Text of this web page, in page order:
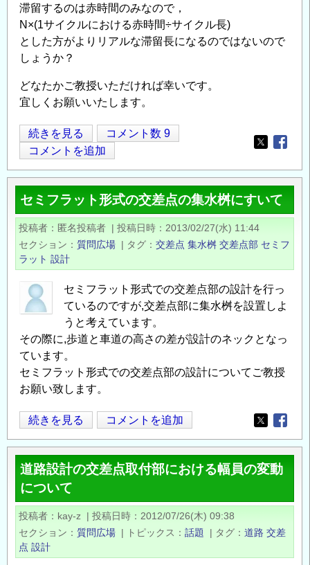
滞留するのは赤時間のみなので，
N×(1サイクルにおける赤時間÷サイクル長)
とした方がよりリアルな滞留長になるのではないので
しょうか？
どなたかご教授いただければ幸いです。
宜しくお願いいたします。
滞
留
長
に
つ
い
続きを見る
コメント数 9
コメントを追加
Opens in
セミフラット形式の交差点の集水桝にすいて
投稿者 匿名投稿者 | 投稿日時
2013/02/27(水) 11:44
セクション
質問広場 | タグ 交差点 集水桝 交差点部 セミフ
ラット 設計
セミフラット形式での交差点部の設計を行っ
ているのですが,交差点部に集水桝を設置しよ
うと考えています。
その際に,歩道と車道の高さの差が設計のネックとなっ
ています。
セミフラット形式での交差点部の設計についてご教授
お願い致します。
セ
ミ
フ
ラ
ッ
ト
形
式
の
続きを見る コメントを追加
Opens in
道路設計の交差点取付部における幅員の変動
について
投稿者 kay-z | 投稿日時
2012/07/26(木) 09:38
セクション
質問広場 | トピックス 話題 | タグ 道路 交差
点 設計